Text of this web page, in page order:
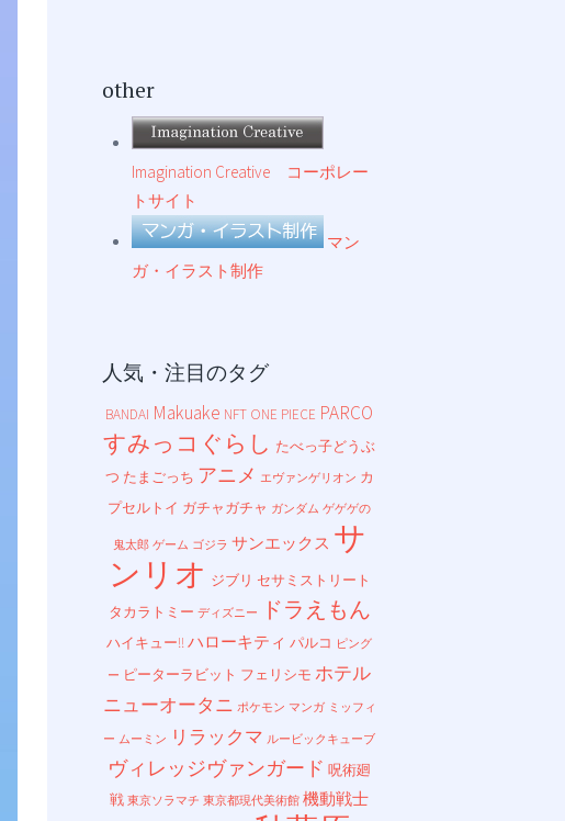
other
Imagination Creative コーポレー
トサイト
マン
ガ・イラスト制作
人気・注目のタグ
BANDAI Makuake NFT ONE PIECE PARCO
すみっコぐらし たべっ子どうぶ
つ たまごっち アニメ エヴァンゲリオン カ
プセルトイ ガチャガチャ ガンダム ゲゲゲの
鬼太郎 ゲーム ゴジラ サンエックス サ
ンリオ ジブリ セサミストリート
タカラトミー ディズニー ドラえもん
ハイキュー!!ハローキティ パルコ ピング
ー ピーターラビット フェリシモ ホテル
ニューオータニ ポケモン マンガ ミッフィ
ー ムーミン リラックマ ルービックキューブ
ヴィレッジヴァンガード 呪術廻
戦 東京ソラマチ 東京都現代美術館 機動戦士